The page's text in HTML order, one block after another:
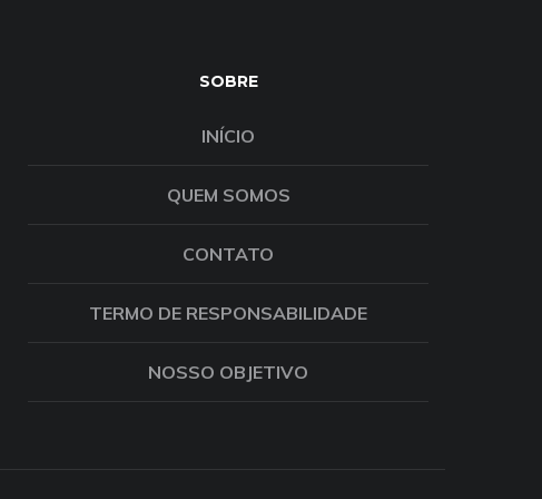
SOBRE
INÍCIO
QUEM SOMOS
CONTATO
TERMO DE RESPONSABILIDADE
NOSSO OBJETIVO